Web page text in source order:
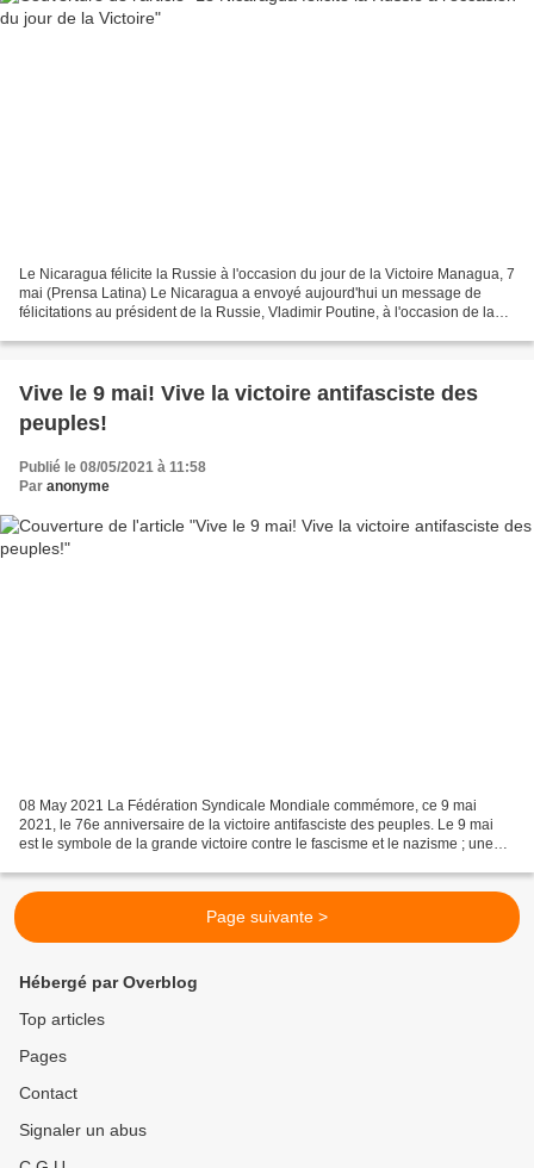
Le Nicaragua félicite la Russie à l'occasion du jour de la Victoire Managua, 7
mai (Prensa Latina) Le Nicaragua a envoyé aujourd'hui un message de
félicitations au président de la Russie, Vladimir Poutine, à l'occasion de la
Vive le 9 mai! Vive la victoire antifasciste des
peuples!
Publié le 08/05/2021 à 11:58
Par anonyme
08 May 2021 La Fédération Syndicale Mondiale commémore, ce 9 mai
2021, le 76e anniversaire de la victoire antifasciste des peuples. Le 9 mai
est le symbole de la grande victoire contre le fascisme et le nazisme ; une
Page suivante >
Hébergé par Overblog
Top articles
Pages
Contact
Signaler un abus